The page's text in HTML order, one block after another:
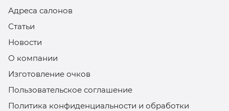
Адреса салонов
Статьи
Новости
О компании
Изготовление очков
Пользовательское соглашение
Политика конфиденциальности и обработки